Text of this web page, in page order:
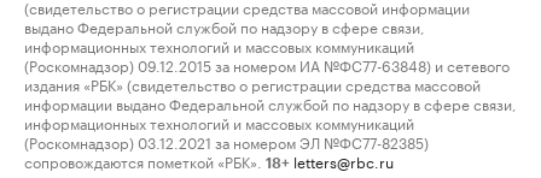
(свидетельство о регистрации средства массовой информации
выдано Федеральной службой по надзору в сфере связи,
информационных технологий и массовых коммуникаций
(Роскомнадзор) 09.12.2015 за номером ИА №ФС77-63848) и сетевого
издания «РБК» (свидетельство о регистрации средства массовой
информации выдано Федеральной службой по надзору в сфере связи,
информационных технологий и массовых коммуникаций
(Роскомнадзор) 03.12.2021 за номером ЭЛ №ФС77-82385)
сопровождаются пометкой «РБК».
18+ letters@rbc.ru